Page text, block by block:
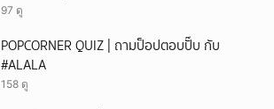
97 ดู
POPCORNER QUIZ | ถามป็อปตอบปั๊บ กับ
#ALALA
158 ดู